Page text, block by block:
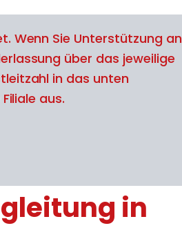
Wenn Sie Unterstützung an
über das jeweilige
in das unten
aus.
in